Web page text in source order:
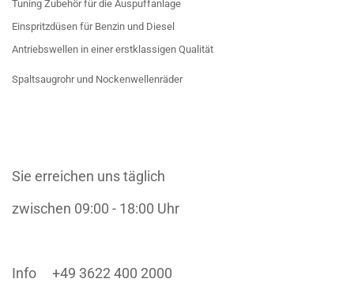
Tuning Zubehör für die Auspuffanlage
Einspritzdüsen für Benzin und Diesel
Antriebswellen in einer erstklassigen Qualität
Spaltsaugrohr und Nockenwellenräder
Sie erreichen uns täglich
zwischen 09:00 - 18:00 Uhr
Info +49 3622 400 2000